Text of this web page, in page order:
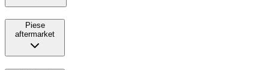
Piese
aftermarket